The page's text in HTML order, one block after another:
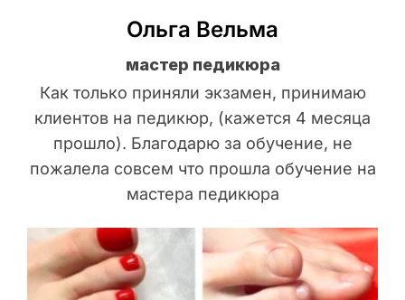
Ольга Вельма
мастер педикюра
Как только приняли экзамен, принимаю
клиентов на педикюр, (кажется 4 месяца
прошло). Благодарю за обучение, не
пожалела совсем что прошла обучение на
мастера педикюра